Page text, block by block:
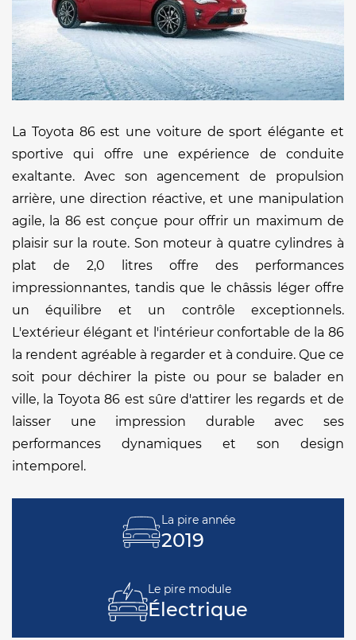
La Toyota 86 est une voiture de sport élégante et
sportive qui offre une expérience de conduite
exaltante. Avec son agencement de propulsion
arrière, une direction réactive, et une manipulation
agile, la 86 est conçue pour offrir un maximum de
plaisir sur la route. Son moteur à quatre cylindres à
plat de 2,0 litres offre des performances
impressionnantes, tandis que le châssis léger offre
un équilibre et un contrôle exceptionnels.
L'extérieur élégant et l'intérieur confortable de la 86
la rendent agréable à regarder et à conduire. Que ce
soit pour déchirer la piste ou pour se balader en
ville, la Toyota 86 est sûre d'attirer les regards et de
laisser une impression durable avec ses
performances dynamiques et son design
intemporel.
La pire année
2019
Le pire module
Électrique